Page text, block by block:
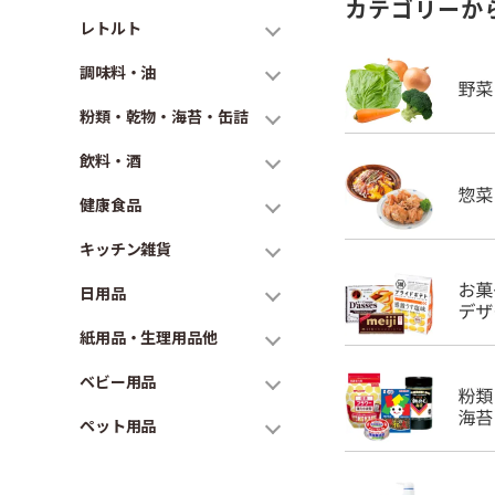
レトルト
調味料・油
粉類・乾物・海苔・缶詰
飲料・酒
健康食品
キッチン雑貨
日用品
紙用品・生理用品他
ベビー用品
ペット用品
カテゴリーか